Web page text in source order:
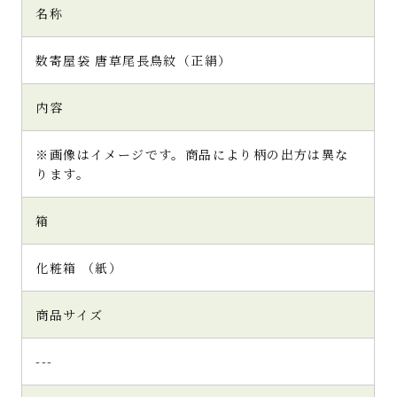
名称
数寄屋袋 唐草尾長鳥紋（正絹）
内容
※画像はイメージです。商品により柄の出方は異な
ります。
箱
化粧箱 （紙）
商品サイズ
---